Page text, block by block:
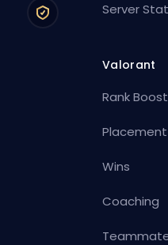
Server
Valorant
Rank Boost
Placement
Wins
Coaching